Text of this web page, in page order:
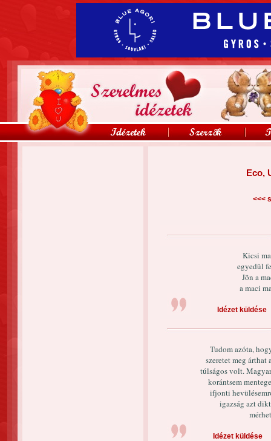
Eco,
<<<
Kicsi
egyedül
Jön a
a maci
Idézet küldése
Tudom azóta,
szeretet meg árthat
túlságos volt.
korántsem
ifjonti
igazság azt
Idézet küldése